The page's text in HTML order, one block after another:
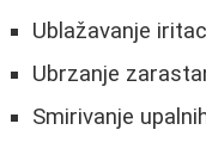
Ublažavanje
Ubrzanje
Smirivanje